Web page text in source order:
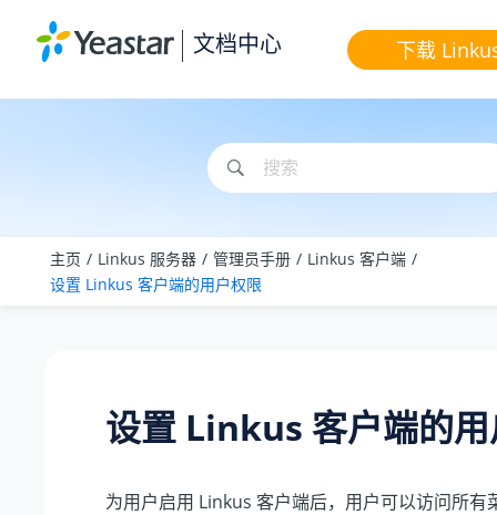
文档中心 下载
主页 Linkus 服务器 管理员手册
Linkus 客户端
设置 Linkus 客户端的用户权限
设置 Linkus 客户端的
为用户启用 Linkus 客户端后，用户可以访问所有